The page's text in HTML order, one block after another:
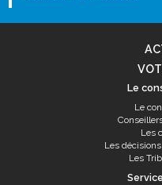
Le
Le
Les
Les
Les